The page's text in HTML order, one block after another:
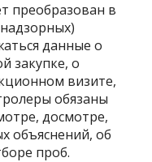
преобразован в
данные о
закупке, о
визите,
обязаны
досмотре,
объяснений, об
проб.